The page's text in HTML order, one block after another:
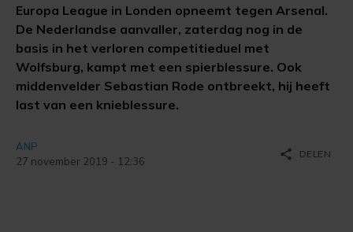
Europa League in Londen opneemt tegen Arsenal.
De Nederlandse aanvaller, zaterdag nog in de
basis in het verloren competitieduel met
Wolfsburg, kampt met een spierblessure. Ook
middenvelder Sebastian Rode ontbreekt, hij heeft
last van een knieblessure.
ANP
27 november 2019 - 12:36
share DELEN